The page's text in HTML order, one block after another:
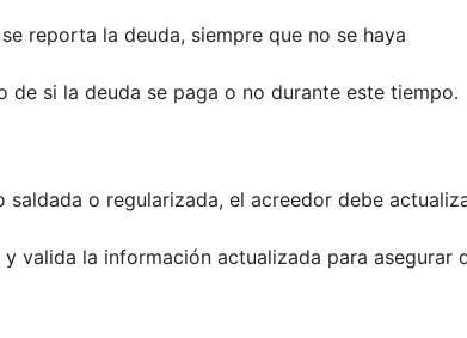
reporta la deuda, siempre que no se haya
de si la deuda se paga o no durante este tiempo.
saldada o regularizada, el acreedor debe
valida la información actualizada para asegurar